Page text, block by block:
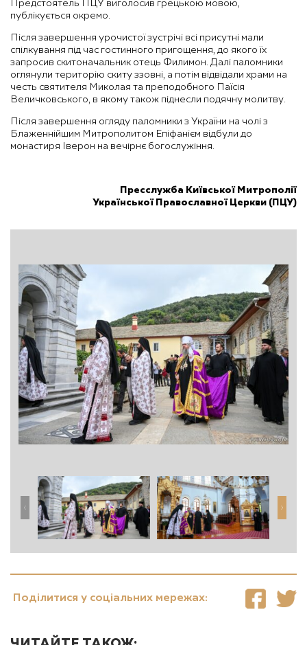
Предстоятель ПЦУ виголосив грецькою мовою,
публікується окремо.
Після завершення урочистої зустрічі всі присутні мали
спілкування під час гостинного пригощення, до якого їх
запросив скитоначальник отець Филимон. Далі паломники
оглянули територію скиту ззовні, а потім відвідали храми на
честь святителя Миколая та преподобного Паїсія
Величковського, в якому також піднесли подячну молитву.
Після завершення огляду паломники з України на чолі з
Блаженнійшим Митрополитом Епіфанієм відбули до
монастиря Іверон на вечірнє богослужіння.
Пресслужба Київської Митрополії
Української Православної Церкви (ПЦУ)
Поділитися у соціальних мережах: